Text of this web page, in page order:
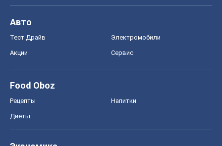
Авто
Тест Драйв Электромобили
Акции Сервис
Food Oboz
Рецепты Напитки
Диеты